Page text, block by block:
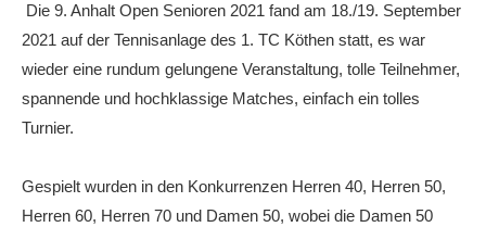
Mitgliedschaft
Downloads
Die Sponsoren
Die 9. Anhalt Open Senioren 2021 fand am 18./19. September
2021 auf der Tennisanlage des 1. TC Köthen statt, es war
wieder eine rundum gelungene Veranstaltung, tolle Teilnehmer,
spannende und hochklassige Matches, einfach ein tolles
Turnier.
Gespielt wurden in den Konkurrenzen Herren 40, Herren 50,
Herren 60, Herren 70 und Damen 50, wobei die Damen 50